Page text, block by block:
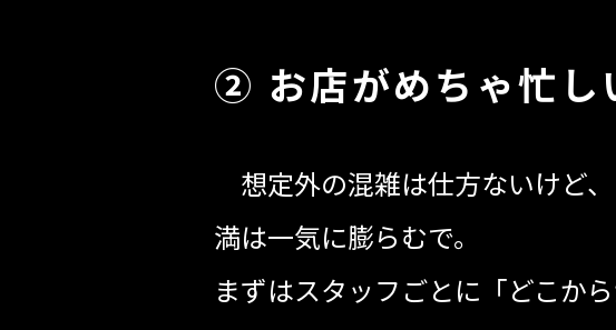
② お店がめちゃ忙し
想定外の混雑は仕方ないけど
満は一気に膨らむで。
まずはスタッフごとに「どこか